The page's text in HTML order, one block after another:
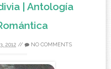
| Antología
2012 // NO COMMENTS